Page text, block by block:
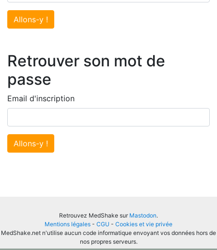
Allons-y !
Retrouver son mot de
passe
Email d'inscription
Allons-y !
Retrouvez MedShake sur Mastodon.
Mentions légales - CGU - Cookies et vie privée
MedShake.net n'utilise aucun code informatique envoyant vos données hors de
nos propres serveurs.